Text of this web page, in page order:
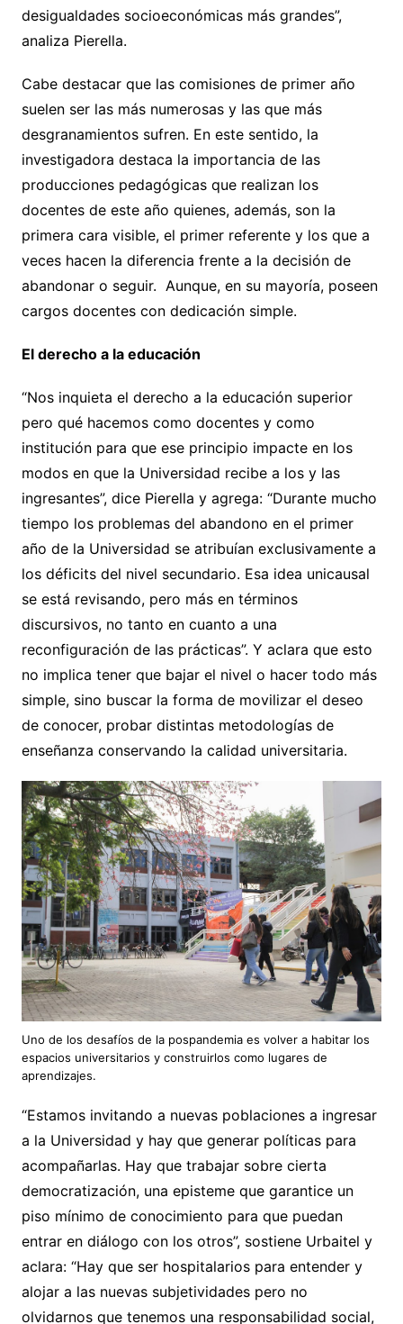
desigualdades socioeconómicas más grandes”,
analiza Pierella.
Cabe destacar que las comisiones de primer año
suelen ser las más numerosas y las que más
desgranamientos sufren. En este sentido, la
investigadora destaca la importancia de las
producciones pedagógicas que realizan los
docentes de este año quienes, además, son la
primera cara visible, el primer referente y los que a
veces hacen la diferencia frente a la decisión de
abandonar o seguir. Aunque, en su mayoría, poseen
cargos docentes con dedicación simple.
El derecho a la educación
“Nos inquieta el derecho a la educación superior
pero qué hacemos como docentes y como
institución para que ese principio impacte en los
modos en que la Universidad recibe a los y las
ingresantes”, dice Pierella y agrega: “Durante mucho
tiempo los problemas del abandono en el primer
año de la Universidad se atribuían exclusivamente a
los déficits del nivel secundario. Esa idea unicausal
se está revisando, pero más en términos
discursivos, no tanto en cuanto a una
reconfiguración de las prácticas”. Y aclara que esto
no implica tener que bajar el nivel o hacer todo más
simple, sino buscar la forma de movilizar el deseo
de conocer, probar distintas metodologías de
enseñanza conservando la calidad universitaria.
Uno de los desafíos de la pospandemia es volver a habitar los
espacios universitarios y construirlos como lugares de
aprendizajes.
“Estamos invitando a nuevas poblaciones a ingresar
a la Universidad y hay que generar políticas para
acompañarlas. Hay que trabajar sobre cierta
democratización, una episteme que garantice un
piso mínimo de conocimiento para que puedan
entrar en diálogo con los otros”, sostiene Urbaitel y
aclara: “Hay que ser hospitalarios para entender y
alojar a las nuevas subjetividades pero no
olvidarnos que tenemos una responsabilidad social,